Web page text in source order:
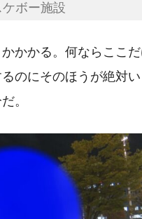
ボー施設
かかる。何ならここ
のにそのほうが絶対い
。